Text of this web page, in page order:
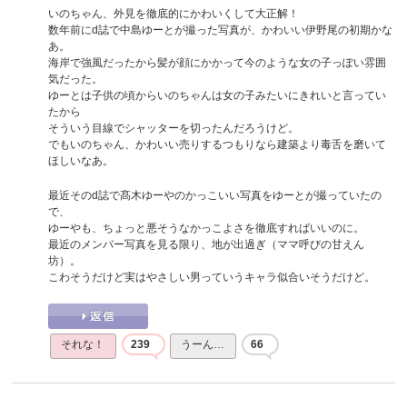
いのちゃん、外見を徹底的にかわいくして大正解！
数年前にd誌で中島ゆーとが撮った写真が、かわいい伊野尾の初期かな
あ。
海岸で強風だったから髪が顔にかかって今のような女の子っぽい雰囲
気だった。
ゆーとは子供の頃からいのちゃんは女の子みたいにきれいと言ってい
たから
そういう目線でシャッターを切ったんだろうけど。
でもいのちゃん、かわいい売りするつもりなら建築より毒舌を磨いて
ほしいなあ。
最近そのd誌で髙木ゆーやのかっこいい写真をゆーとが撮っていたの
で、
ゆーやも、ちょっと悪そうなかっこよさを徹底すればいいのに。
最近のメンバー写真を見る限り、地が出過ぎ（ママ呼びの甘えん
坊）。
こわそうだけど実はやさしい男っていうキャラ似合いそうだけど。
それな！ 239 うーん… 66